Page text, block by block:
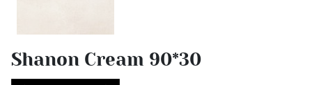
Shanon Cream 90*30